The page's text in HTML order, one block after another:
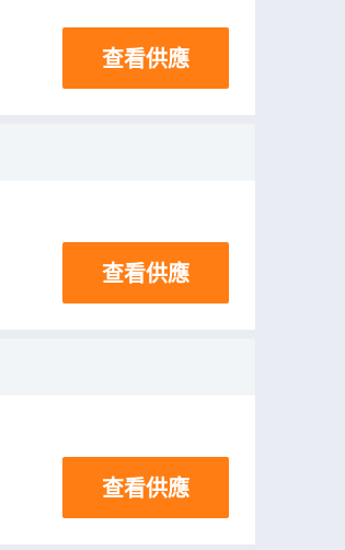
查看供應
查看供應
查看供應